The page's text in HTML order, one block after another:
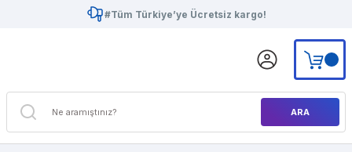
#Tüm Türkiye’ye Ücretsiz kargo!
ARA